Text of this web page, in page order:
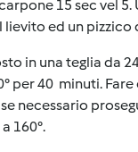
15 sec vel 5.
ed un pizzico
in una teglia da
per 40 minuti.
necessario
160°.